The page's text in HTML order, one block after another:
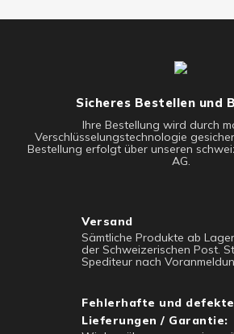
Sicheres Bestellen und
Ihre Bestellung wird durch
Verschlüsselungstechnologie
Bestellung erfolgt über unseren
AG.
Versand
Sämtliche Produkte ab
der Schweizerischen Post.
Spediteur nach
Fehlerhafte und defekte
Lieferungen / Garantie: